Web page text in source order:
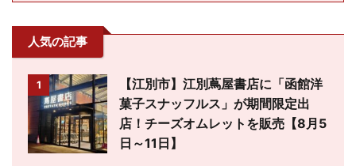
人気の記事
1
【江別市】江別蔦屋書店に「函館洋
菓子スナッフルス」が期間限定出
店！チーズオムレットを販売【8月5
日～11日】